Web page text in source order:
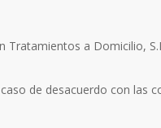
Tratamientos a Domicilio,
de desacuerdo con las